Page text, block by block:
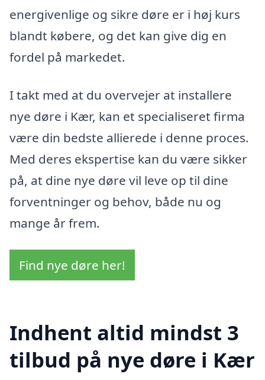
energivenlige og sikre døre er i høj kurs
blandt købere, og det kan give dig en
fordel på markedet.
I takt med at du overvejer at installere
nye døre i Kær, kan et specialiseret firma
være din bedste allierede i denne proces.
Med deres ekspertise kan du være sikker
på, at dine nye døre vil leve op til dine
forventninger og behov, både nu og
mange år frem.
Find nye døre her!
Indhent altid mindst 3
tilbud på nye døre i Kær